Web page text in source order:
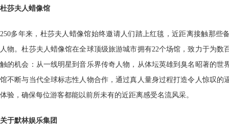
杜莎夫人蜡像馆
250多年来，杜莎夫人蜡像馆始终邀请人们踏上红毯，近距离接触那
人物。杜莎夫人蜡像馆在全球顶级旅游城市拥有22个场馆，致力于为数
触的机会：从一线明星到音乐界传奇人物，从体坛英雄到臭名昭著的世
馆不断与当代全球标志性人物合作，通过真人量身过程打造令人惊叹的
体验，确保每位游客都能以前所未有的近距离感受名流风采。
关于默林娱乐集团